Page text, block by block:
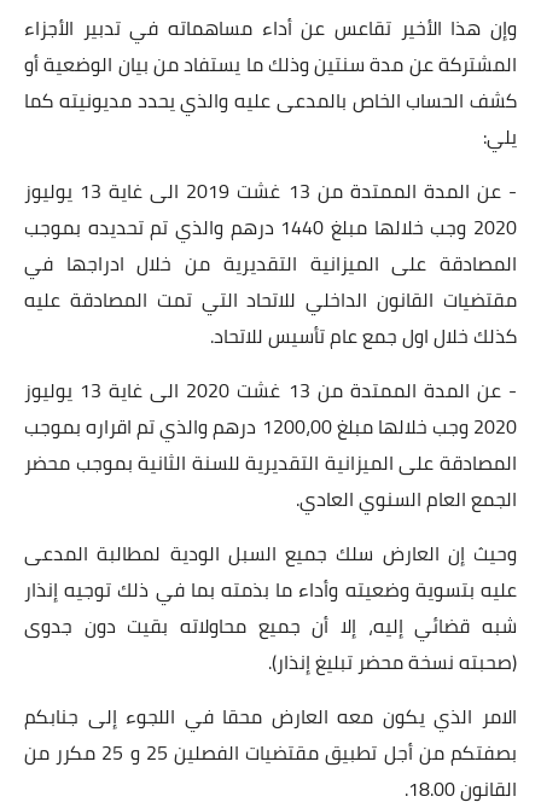
وإن هذا الأخير تقاعس عن أداء مساهماته في تدبير الأجزاء
المشتركة عن مدة سنتين وذلك ما يستفاد من بيان الوضعية أو
كشف الحساب الخاص بالمدعى عليه والذي يحدد مديونيته كما
يلي:
- عن المدة الممتدة من 13 غشت 2019 الى غاية 13 يوليوز
2020 وجب خلالها مبلغ 1440 درهم والذي تم تحديده بموجب
المصادقة على الميزانية التقديرية من خلال ادراجها في
مقتضيات القانون الداخلي للاتحاد التي تمت المصادقة عليه
كذلك خلال اول جمع عام تأسيس للاتحاد.
- عن المدة الممتدة من 13 غشت 2020 الى غاية 13 يوليوز
2020 وجب خلالها مبلغ 1200،00 درهم والذي تم اقراره بموجب
المصادقة على الميزانية التقديرية للسنة الثانية بموجب محضر
الجمع العام السنوي العادي.
وحيث إن العارض سلك جميع السبل الودية لمطالبة المدعى
عليه بتسوية وضعيته وأداء ما بذمته بما في ذلك توجيه إنذار
شبه قضائي إليه، إلا أن جميع محاولاته بقيت دون جدوى
(صحبته نسخة محضر تبليغ إنذار).
الامر الذي يكون معه العارض محقا في اللجوء إلى جنابكم
بصفتكم من أجل تطبيق مقتضيات الفصلين 25 و 25 مكرر من
القانون 18.00.